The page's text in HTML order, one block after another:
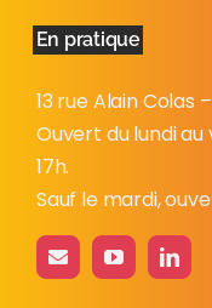
En pratique
13 rue Alain Colas
Ouvert du lundi au
17h.
Sauf le mardi,